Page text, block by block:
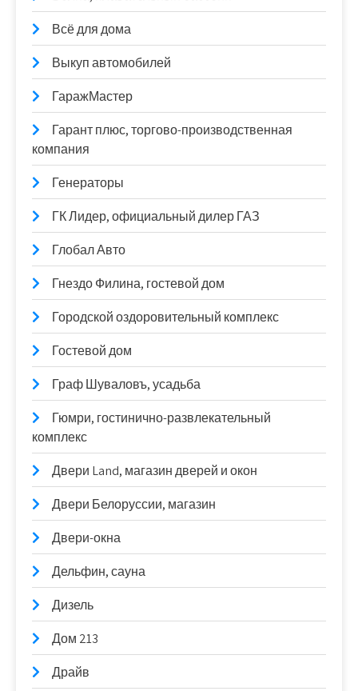
Всё для дома
Выкуп автомобилей
ГаражМастер
Гарант плюс, торгово-производственная
компания
Генераторы
ГК Лидер, официальный дилер ГАЗ
Глобал Авто
Гнездо Филина, гостевой дом
Городской оздоровительный комплекс
Гостевой дом
Граф Шуваловъ, усадьба
Гюмри, гостинично-развлекательный
комплекс
Двери Land, магазин дверей и окон
Двери Белоруссии, магазин
Двери-окна
Дельфин, сауна
Дизель
Дом 213
Драйв